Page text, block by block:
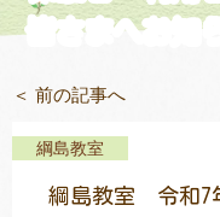
教室一覧
皆さまへお知
＜ 前の記事へ
綱島教室
綱島教室 令和7